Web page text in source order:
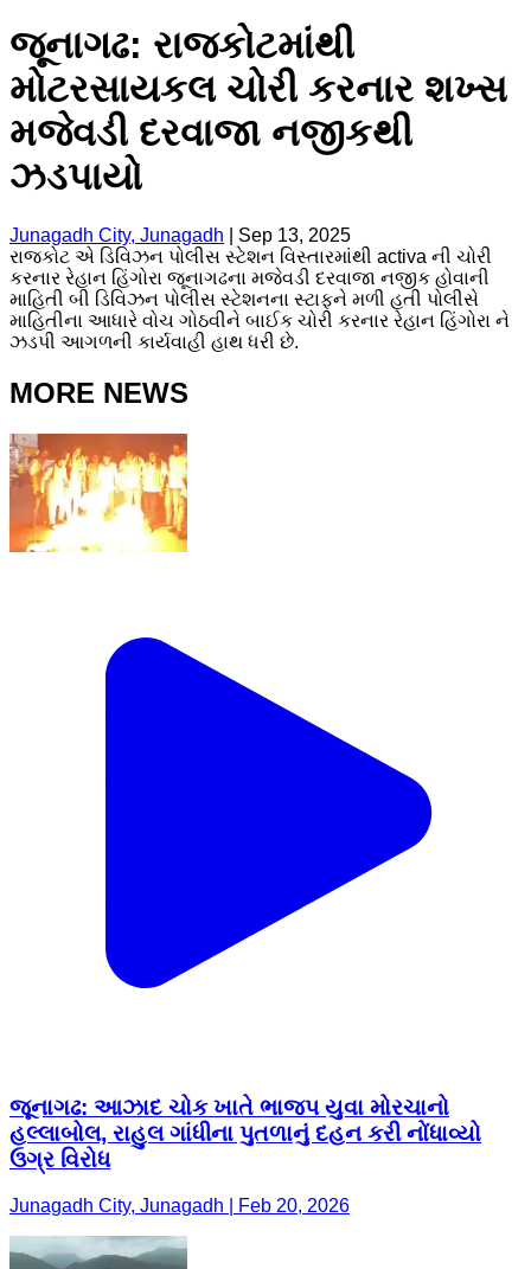
જૂનાગઢ: રાજકોટમાંથી
મોટરસાયકલ ચોરી કરનાર શખ્સ
મજેવડી દરવાજા નજીકથી
ઝડપાયો
Junagadh City, Junagadh
Sep 13, 2025
રાજકોટ એ ડિવિઝન પોલીસ સ્ટેશન વિસ્તારમાંથી activa ની ચોરી
કરનાર રેહાન હિંગોરા જૂનાગઢના મજેવડી દરવાજા નજીક હોવાની
માહિતી બી ડિવિઝન પોલીસ સ્ટેશનના સ્ટાફને મળી હતી પોલીસે
માહિતીના આધારે વોચ ગોઠવીને બાઈક ચોરી કરનાર રેહાન હિંગોરા ને
ઝડપી આગળની કાર્યવાહી હાથ ધરી છે.
MORE NEWS
જૂનાગઢ: આઝાદ ચોક ખાતે ભાજપ યુવા મોરચાનો
હલ્લાબોલ, રાહુલ ગાંધીના પુતળાનું દહન કરી નોંધાવ્યો
ઉગ્ર વિરોધ
Junagadh City, Junagadh | Feb 20, 2026